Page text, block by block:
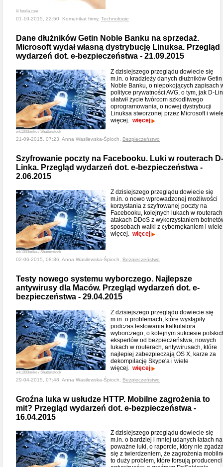
© fotolia.com
01-10-2015, 22:50, Komunikat firmy, Technologie
Dane dłużników Getin Noble Banku na sprzedaż.
Microsoft wydał własną dystrybucję Linuksa. Przegląd
wydarzeń dot. e-bezpieczeństwa - 21.09.2015
wk1003mike / Shutterstock
Z dzisiejszego przeglądu dowiecie się
m.in. o kradzieży danych dłużników Getin
Noble Banku, o niepokojących zapisach
polityce prywatności AVG, o tym, jak D-
ułatwił życie twórcom szkodliwego
oprogramowania, o nowej dystrybucji
Linuksa stworzonej przez Microsoft i
więcej. więcej
21-09-2015, 07:23, Anna Wasilewska-Śpioch, Bezpieczeństwo
Szyfrowanie poczty na Facebooku. Luki w routerach D-
Linka. Przegląd wydarzeń dot. e-bezpieczeństwa -
2.06.2015
wk1003mike / Shutterstock
Z dzisiejszego przeglądu dowiecie się
m.in. o nowo wprowadzonej możliwości
korzystania z szyfrowanej poczty na
Facebooku, kolejnych lukach w
atakach DDoS z wykorzystaniem
sposobach walki z cybernękaniem i wiele
więcej. więcej
02-06-2015, 08:36, Anna Wasilewska-Śpioch, Bezpieczeństwo
Testy nowego systemu wyborczego. Najlepsze
antywirusy dla Maców. Przegląd wydarzeń dot. e-
bezpieczeństwa - 29.04.2015
wk1003mike / Shutterstock
Z dzisiejszego przeglądu dowiecie się
m.in. o problemach, które wystąpiły
podczas testowania kalkulatora
wyborczego, o kolejnym sukcesie
ekspertów od bezpieczeństwa, nowych
lukach w routerach, antywirusach, które
najlepiej zabezpieczają OS X, karze za
dekompilację Skype'a i wiele
więcej. więcej
29-04-2015, 07:48, Anna Wasilewska-Śpioch, Bezpieczeństwo
Groźna luka w usłudze HTTP. Mobilne zagrożenia to
mit? Przegląd wydarzeń dot. e-bezpieczeństwa -
16.04.2015
Z dzisiejszego przeglądu dowiecie się
m.in. o bardziej i mniej udanych łatach na
poważne luki, o raporcie, który nie
się z twierdzeniem, że zagrożenia
to duży problem, które forsują producenci